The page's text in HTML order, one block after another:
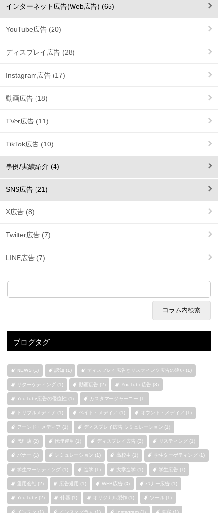
インターネット広告(Web広告) (65)
YouTube広告 (20)
ディスプレイ広告 (28)
Instagram広告 (17)
動画広告 (18)
TVer広告 (11)
TikTok広告 (10)
事例/実績紹介 (4)
SNS広告 (21)
X広告 (8)
Twitter広告 (7)
LINE広告 (7)
ブログタグ
NEWS (1) 認知 (1) ディスプレイ広告とリスティング広告の違い (1)
リターゲティング (1) 動画広告 (2) YouTube広告 (3)
YouTube広告の優位性 (1) カスタマージャーニー (1)
トリプルメディア (1) ペイド・メディア (1) オウンド・メディア (1)
アーンド・メディア (1) ディスプレイ広告 シミュレーション (1)
代理店 (2) 代理運用 (1) ディスプレイ広告 (3) リスティング (1)
バナー (1) シミュレーション (1) 高校生 (1) 学生ターゲティング (1)
学生マーケティング (1) 進学 (1) 大学進学 (1) 学生広告 (1)
運用会社 (2) 広告運用 (1) WEB広告 (3) バナー広告 (1)
YouTube (2) 什器 (1) オリジナル製作 (1) ツール (1)
インスタ (1) インスタグラム (1) Instagram (1) 集客 (1)